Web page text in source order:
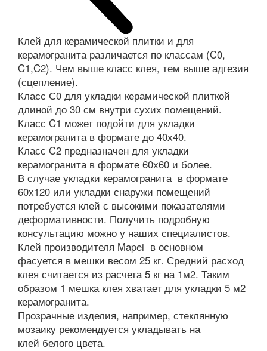
Клей для керамической плитки и для
керамогранита различается по классам (C0,
C1,C2). Чем выше класс клея, тем выше адгезия
(сцепление).
Класс С0 для укладки керамической плиткой
длиной до 30 см внутри сухих помещений.
Класс C1 может подойти для укладки
керамогранита в формате до 40х40.
Класс C2 предназначен для укладки
керамогранита в формате 60х60 и более.
В случае укладки керамогранита в формате
60х120 или укладки снаружи помещений
потребуется клей с высокими показателями
деформативности. Получить подробную
консультацию можно у наших специалистов.
Клей производителя Mapei в основном
фасуется в мешки весом 25 кг. Средний расход
клея считается из расчета 5 кг на 1м2. Таким
образом 1 мешка клея хватает для укладки 5 м2
керамогранита.
Прозрачные изделия, например, стеклянную
мозаику рекомендуется укладывать на
клей белого цвета.